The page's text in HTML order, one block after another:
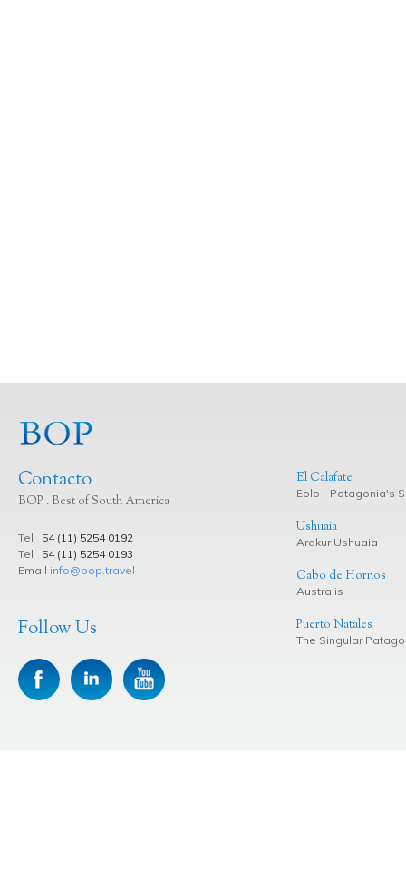
Contacto
BOP . Best of South America
Tel 54 (11) 5254 0192
Tel 54 (11) 5254 0193
Email info@bop.travel
Follow Us
El Calafate
Eolo - Patagonia's
Ushuaia
Arakur Ushuaia
Cabo de Hornos
Australis
Puerto Natales
The Singular